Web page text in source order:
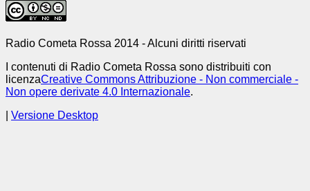
Radio Cometa Rossa 2014 - Alcuni diritti riservati
I contenuti di Radio Cometa Rossa sono distribuiti con
licenzaCreative Commons Attribuzione - Non commerciale -
Non opere derivate 4.0 Internazionale.
Versione Desktop